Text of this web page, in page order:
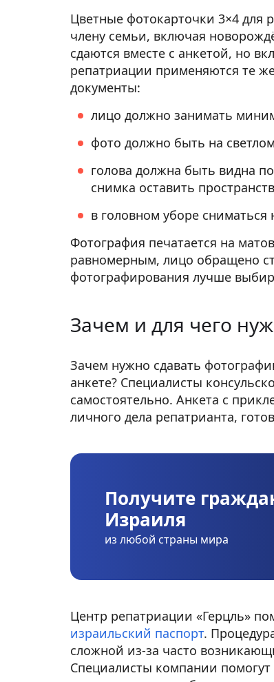
Цветные фотокарточки 3×4 для
члену семьи, включая
сдаются вместе с анкетой, но
репатриации применяются те
документы:
лицо должно занимать
фото должно быть на
голова должна быть видна
снимка оставить
в головном уборе сниматься
Фотография печатается на
равномерным, лицо обращено
фотографирования лучше
Зачем и для чего
Зачем нужно сдавать
анкете? Специалисты
самостоятельно. Анкета с
личного дела репатрианта,
Получите
Израиля
из любой страны мира
Центр репатриации «Герцль»
израильский паспорт.
сложной из-за часто
Специалисты компании